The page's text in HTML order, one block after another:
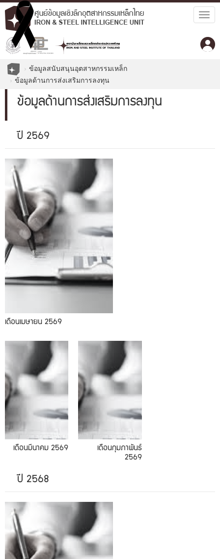
ข้อมูลสนับสนุนอุตสาหกรรมเหล็ก
ข้อมูลด้านการส่งเสริมการลงทุน
ข้อมูลด้านการส่งเสริมการลงทุน
ปี 2569
เดือนเมษายน 2569
เดือนมีนาคม 2569
02.2026
เดือนกุมภาพันธ์
2569
ปี 2568